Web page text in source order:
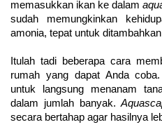
memasukkan ikan ke dalam
sudah memungkinkan
amonia, tepat untuk
Itulah tadi beberapa cara
rumah yang dapat Anda
untuk langsung menanam
dalam jumlah banyak.
secara bertahap agar hasilnya